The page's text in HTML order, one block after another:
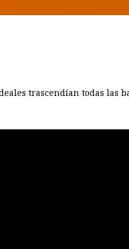
trascendían todas las